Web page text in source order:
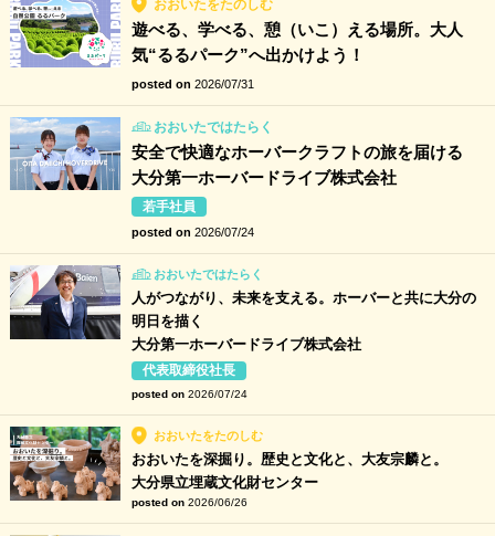
おおいたをたのしむ
遊べる、学べる、憩（いこ）える場所。大人
気“るるパーク”へ出かけよう！
posted on 2026/07/31
おおいたではたらく
安全で快適なホーバークラフトの旅を届ける
大分第一ホーバードライブ株式会社
若手社員
posted on 2026/07/24
おおいたではたらく
人がつながり、未来を支える。ホーバーと共に大分の
明日を描く
大分第一ホーバードライブ株式会社
代表取締役社長
posted on 2026/07/24
おおいたをたのしむ
おおいたを深掘り。歴史と文化と、大友宗麟と。
大分県立埋蔵文化財センター
posted on 2026/06/26